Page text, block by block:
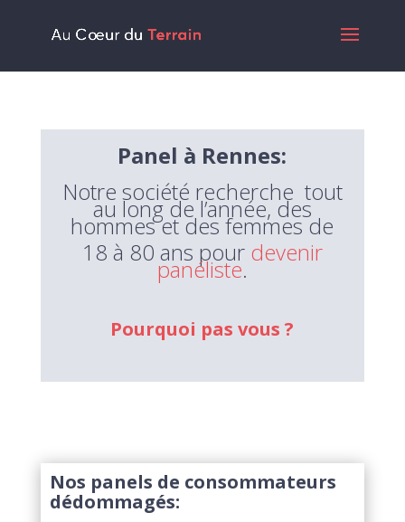
Panel à Rennes:
Notre société recherche tout
au long de l’année, des
hommes et des femmes de
18 à 80 ans pour devenir
panéliste.
Pourquoi pas vous ?
Nos panels de consommateurs
dédommagés: